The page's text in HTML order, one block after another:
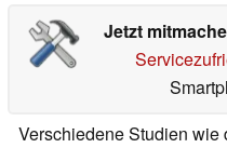
Jetzt
Verschiedene Studien wie